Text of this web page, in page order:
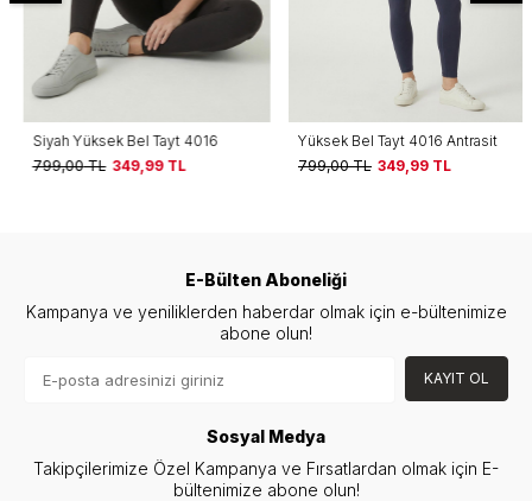
Siyah Yüksek Bel Tayt 4016
799,00TL 349,99TL
Yüksek Bel Tayt 4016 Antrasit
799,00TL 349,99TL
E-Bülten Aboneliği
Kampanya ve yeniliklerden haberdar olmak için e-bültenimize
abone olun!
KAYIT OL
Sosyal Medya
Takipçilerimize Özel Kampanya ve Fırsatlardan olmak için E-
bültenimize abone olun!